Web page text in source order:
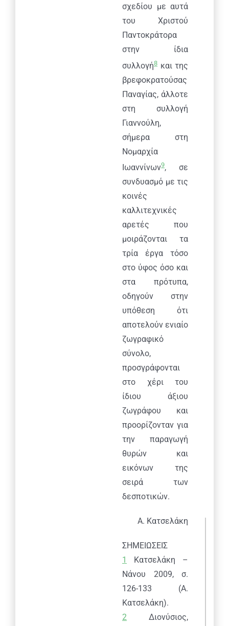
σχεδίου με αυτά
του Χριστού
Παντοκράτορα
στην ίδια
συλλογή8 και της
βρεφοκρατούσας
Παναγίας, άλλοτε
στη συλλογή
Γιαννούλη,
σήμερα στη
Νομαρχία
Ιωαννίνων9, σε
συνδυασμό με τις
κοινές
καλλιτεχνικές
αρετές που
μοιράζονται τα
τρία έργα τόσο
στο ύφος όσο και
στα πρότυπα,
οδηγούν στην
υπόθεση ότι
αποτελούν ενιαίο
ζωγραφικό
σύνολο,
προσγράφονται
στο χέρι του
ίδιου άξιου
ζωγράφου και
προορίζονταν για
την παραγωγή
θυρών και
εικόνων της
σειρά των
δεσποτικών.
Α. Κατσελάκη
ΣΗΜΕΙΩΣΕΙΣ
1
Κατσελάκη –
Νάνου 2009, σ.
126-133 (Α.
Κατσελάκη).
2 Διονύσιος,